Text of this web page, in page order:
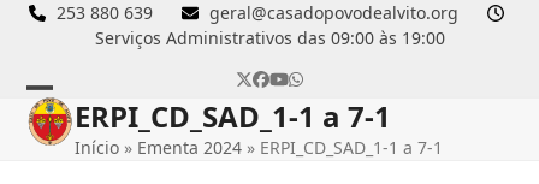
Skip
253 880 639
geral@casadopovodealvito.org
Serviços Administrativos das 09:00 às 19:00
Twitter
Facebook
YouTube
Whatsapp
Open
mobile
Close
mobile
ERPI_CD_SAD_1-1 a 7-1
Início » Ementa 2024 » ERPI_CD_SAD_1-1 a 7-1